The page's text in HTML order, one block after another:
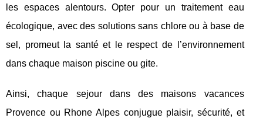
les espaces alentours. Opter pour un traitement eau
écologique, avec des solutions sans chlore ou à base de
sel, promeut la santé et le respect de l’environnement
dans chaque maison piscine ou gite.
Ainsi, chaque sejour dans des maisons vacances
Provence ou Rhone Alpes conjugue plaisir, sécurité, et